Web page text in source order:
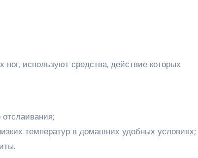
используют средства, действие которых
отслаивания;
температур в домашних удобных условиях;